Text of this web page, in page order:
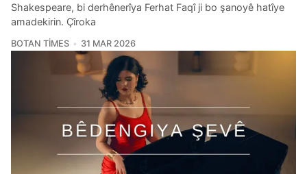
Shakespeare, bi derhênerîya Ferhat Faqî ji bo şanoyê hatîye
amadekirin. Çîroka
BOTAN TIMES 31 MAR 2026